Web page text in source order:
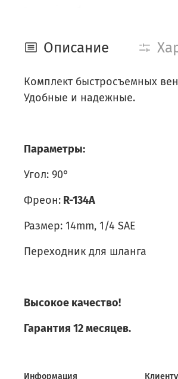
Описание
Комплект быстросъемных
Удобные и надежные.
Параметры:
Угол: 90°
Фреон: R-134A
Размер: 14mm, 1/4 SAE
Переходник для шланга
Высокое качество!
Гарантия 12 месяцев.
Информация Клиенту